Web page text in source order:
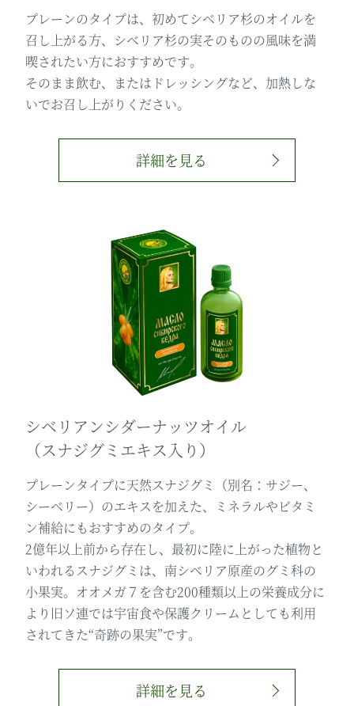
プレーンのタイプは、初めてシベリア杉のオイルを
召し上がる方、シベリア杉の実そのものの風味を満
喫されたい方におすすめです。
そのまま飲む、またはドレッシングなど、加熱しな
いでお召し上がりください。
詳細を見る
シベリアンシダーナッツオイル
（スナジグミエキス入り）
プレーンタイプに天然スナジグミ（別名：サジー、
シーベリー）のエキスを加えた、ミネラルやビタミ
ン補給にもおすすめのタイプ。
2億年以上前から存在し、最初に陸に上がった植物と
いわれるスナジグミは、南シベリア原産のグミ科の
小果実。オオメガ７を含む200種類以上の栄養成分に
より旧ソ連では宇宙食や保護クリームとしても利用
されてきた“奇跡の果実”です。
詳細を見る